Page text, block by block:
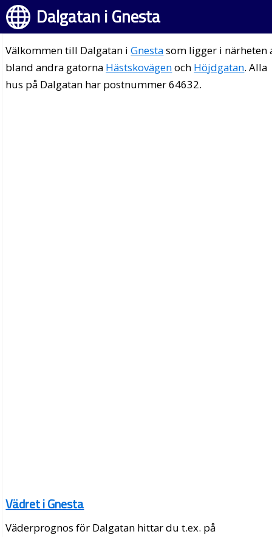
Dalgatan i Gnesta
Välkommen till Dalgatan iGnestasom ligger i närheten
bland andra gatorna Hästskovägenoch Höjdgatan. Alla
hus på Dalgatan har postnummer 64632.
Vädret i Gnesta
Väderprognos för Dalgatan hittar du t.ex. på